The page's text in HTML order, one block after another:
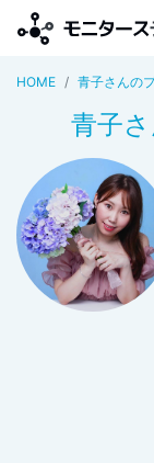
HOME 青子さんの
青子